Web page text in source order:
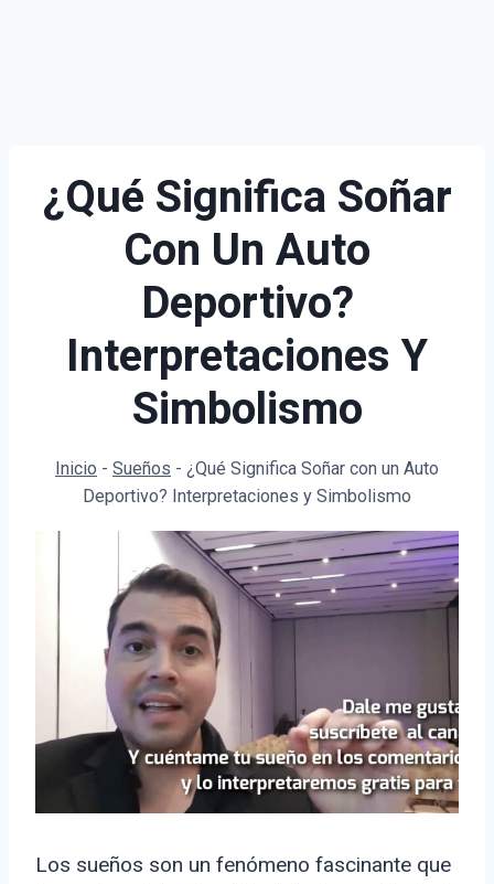
¿Qué Significa Soñar
Con Un Auto
Deportivo?
Interpretaciones Y
Simbolismo
Inicio - Sueños - ¿Qué Significa Soñar con un Auto
Deportivo? Interpretaciones y Simbolismo
Los sueños son un fenómeno fascinante que